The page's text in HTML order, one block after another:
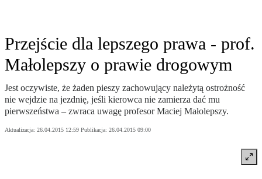
Przejście dla lepszego prawa - prof.
Małolepszy o prawie drogowym
Jest oczywiste, że żaden pieszy zachowujący należytą ostrożność
nie wejdzie na jezdnię, jeśli kierowca nie zamierza dać mu
pierwszeństwa – zwraca uwagę profesor Maciej Małolepszy.
Aktualizacja: 26.04.2015 12:59 Publikacja: 26.04.2015 09:00